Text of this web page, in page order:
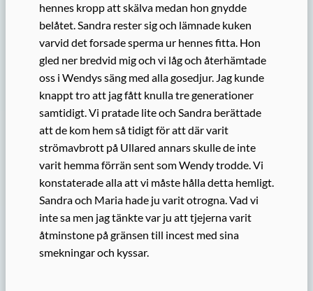
hennes kropp att skälva medan hon gnydde
belåtet. Sandra rester sig och lämnade kuken
varvid det forsade sperma ur hennes fitta. Hon
gled ner bredvid mig och vi låg och återhämtade
oss i Wendys säng med alla gosedjur. Jag kunde
knappt tro att jag fått knulla tre generationer
samtidigt. Vi pratade lite och Sandra berättade
att de kom hem så tidigt för att där varit
strömavbrott på Ullared annars skulle de inte
varit hemma förrän sent som Wendy trodde. Vi
konstaterade alla att vi måste hålla detta hemligt.
Sandra och Maria hade ju varit otrogna. Vad vi
inte sa men jag tänkte var ju att tjejerna varit
åtminstone på gränsen till incest med sina
smekningar och kyssar.